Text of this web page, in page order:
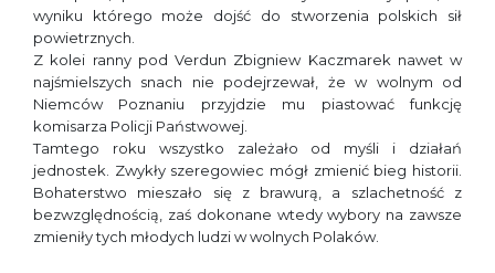
wyniku którego może dojść do stworzenia polskich sił
powietrznych.
Z kolei ranny pod Verdun Zbigniew Kaczmarek nawet w
najśmielszych snach nie podejrzewał, że w wolnym od
Niemców Poznaniu przyjdzie mu piastować funkcję
komisarza Policji Państwowej.
Tamtego roku wszystko zależało od myśli i działań
jednostek. Zwykły szeregowiec mógł zmienić bieg historii.
Bohaterstwo mieszało się z brawurą, a szlachetność z
bezwzględnością, zaś dokonane wtedy wybory na zawsze
zmieniły tych młodych ludzi w wolnych Polaków.